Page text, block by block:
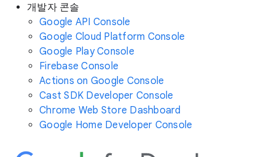
개발자 콘솔
Google API Console
Google Cloud Platform Console
Google Play Console
Firebase Console
Actions on Google Console
Cast SDK Developer Console
Chrome Web Store Dashboard
Google Home Developer Console